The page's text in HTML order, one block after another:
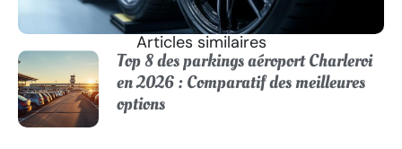
Articles similaires
Top 8 des parkings aéroport Charleroi
en 2026 : Comparatif des meilleures
options